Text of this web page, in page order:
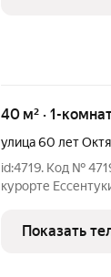
40 м² · 1-
улица 60 лет
id:4719. Код №
курорте
транспорта, в
пешей
Показать